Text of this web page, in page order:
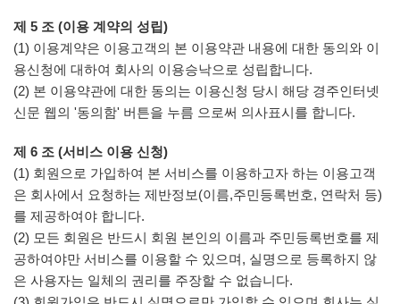
제 5 조 (이용 계약의 성립)
(1) 이용계약은 이용고객의 본 이용약관 내용에 대한 동의와 이
용신청에 대하여 회사의 이용승낙으로 성립합니다.
(2) 본 이용약관에 대한 동의는 이용신청 당시 해당 경주인터넷
신문 웹의 '동의함' 버튼을 누름 으로써 의사표시를 합니다.
제 6 조 (서비스 이용 신청)
(1) 회원으로 가입하여 본 서비스를 이용하고자 하는 이용고객
은 회사에서 요청하는 제반정보(이름,주민등록번호, 연락처 등)
를 제공하여야 합니다.
(2) 모든 회원은 반드시 회원 본인의 이름과 주민등록번호를 제
공하여야만 서비스를 이용할 수 있으며, 실명으로 등록하지 않
은 사용자는 일체의 권리를 주장할 수 없습니다.